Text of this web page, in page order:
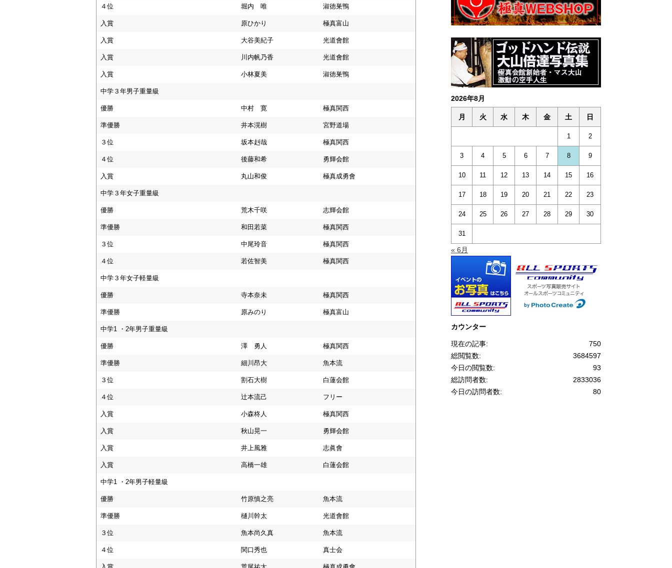
４位 堀内 唯 淑徳巣鴨
入賞 原ひかり 極真富山
入賞 大谷美紀子 光道會館
入賞 川内帆乃香 光道會館
入賞 小林夏美 淑徳巣鴨
中学３年男子重量級
優勝 中村 寛 極真関西
準優勝 井本滉樹 宮野道場
３位 坂本赳哉 極真関西
４位 後藤和希 勇輝会館
入賞 丸山和俊 極真成勇會
中学３年女子重量級
優勝 荒木千咲 志輝会館
準優勝 和田若菜 極真関西
３位 中尾玲音 極真関西
４位 若佐智美 極真関西
中学３年女子軽量級
優勝 寺本奈未 極真関西
準優勝 原みのり 極真富山
中学1 ・2年男子重量級
優勝 澤 勇人 極真関西
準優勝 細川昂大 魚本流
３位 割石大樹 白蓮会館
４位 辻本流己 フリー
入賞 小森柊人 極真関西
入賞 秋山晃一 勇輝会館
入賞 井上風雅 志眞會
入賞 高橋一雄 白蓮会館
中学1 ・2年男子軽量級
優勝 竹原慎之亮 魚本流
準優勝 樋川幹太 光道會館
３位 魚本尚久真 魚本流
４位 関口秀也 真士会
2026年8月
月 火 水 木 金 土 日
1 2
3 4 5 6 7 8 9
10 11 12 13 14 15 16
17 18 19 20 21 22 23
24 25 26 27 28 29 30
31
« 6月
カウンター
750
現在の記事:
3684597
総閲覧数:
93
今日の閲覧数:
2833036
総訪問者数:
80
今日の訪問者数: